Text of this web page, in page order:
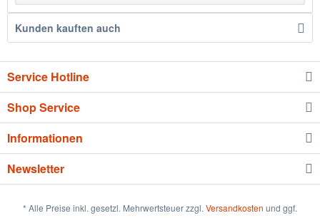
Kunden kauften auch
Service Hotline
Shop Service
Informationen
Newsletter
* Alle Preise inkl. gesetzl. Mehrwertsteuer zzgl. Versandkosten und ggf.